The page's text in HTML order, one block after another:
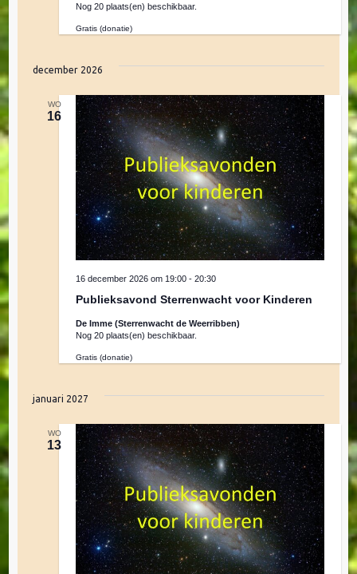
t
e
n
Z
o
e
e
n
w
g
e
n
n
a
v
i
g
e
Nog 20 plaats(en) beschikbaar.
Gratis (donatie)
december 2026
WO
16
Publieksavond Sterrenwacht voor Kinderen
16 december 2026 om 19:00 -20:30
De Imme (Sterrenwacht de Weerribben)
Nog 20 plaats(en) beschikbaar.
Gratis (donatie)
januari 2027
WO
13